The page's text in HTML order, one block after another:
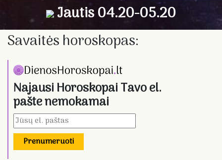
Jautis 04.20-05.20
Savaitės horoskopas:
Najausi Horoskopai Tavo el.
pašte nemokamai
Prenumeruoti